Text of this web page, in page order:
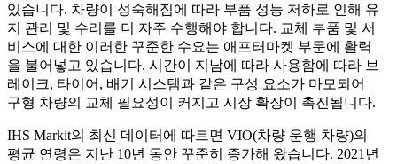
있습니다. 차량이 성숙해짐에 따라 부품 성능 저하로 인해 유
지 관리 및 수리를 더 자주 수행해야 합니다. 교체 부품 및 서
비스에 대한 이러한 꾸준한 수요는 애프터마켓 부문에 활력
을 불어넣고 있습니다. 시간이 지남에 따라 사용함에 따라 브
레이크, 타이어, 배기 시스템과 같은 구성 요소가 마모되어
구형 차량의 교체 필요성이 커지고 시장 확장이 촉진됩니다.
IHS Markit의 최신 데이터에 따르면 VIO(차량 운행 차량)의
평균 연령은 지난 10년 동안 꾸준히 증가해 왔습니다. 2021년